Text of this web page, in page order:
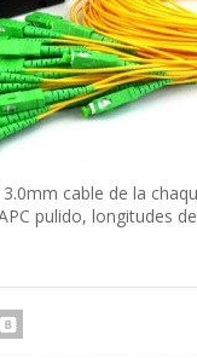
cable de la
pulido, longitudes